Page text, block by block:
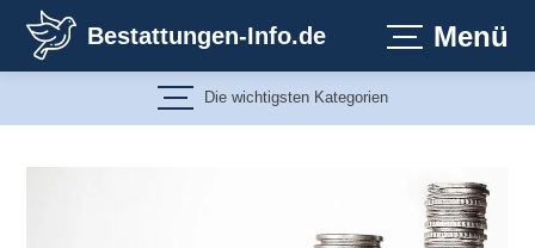
Inhalt
springen
Bestattungen-Info.de Menü
Die wichtigsten Kategorien